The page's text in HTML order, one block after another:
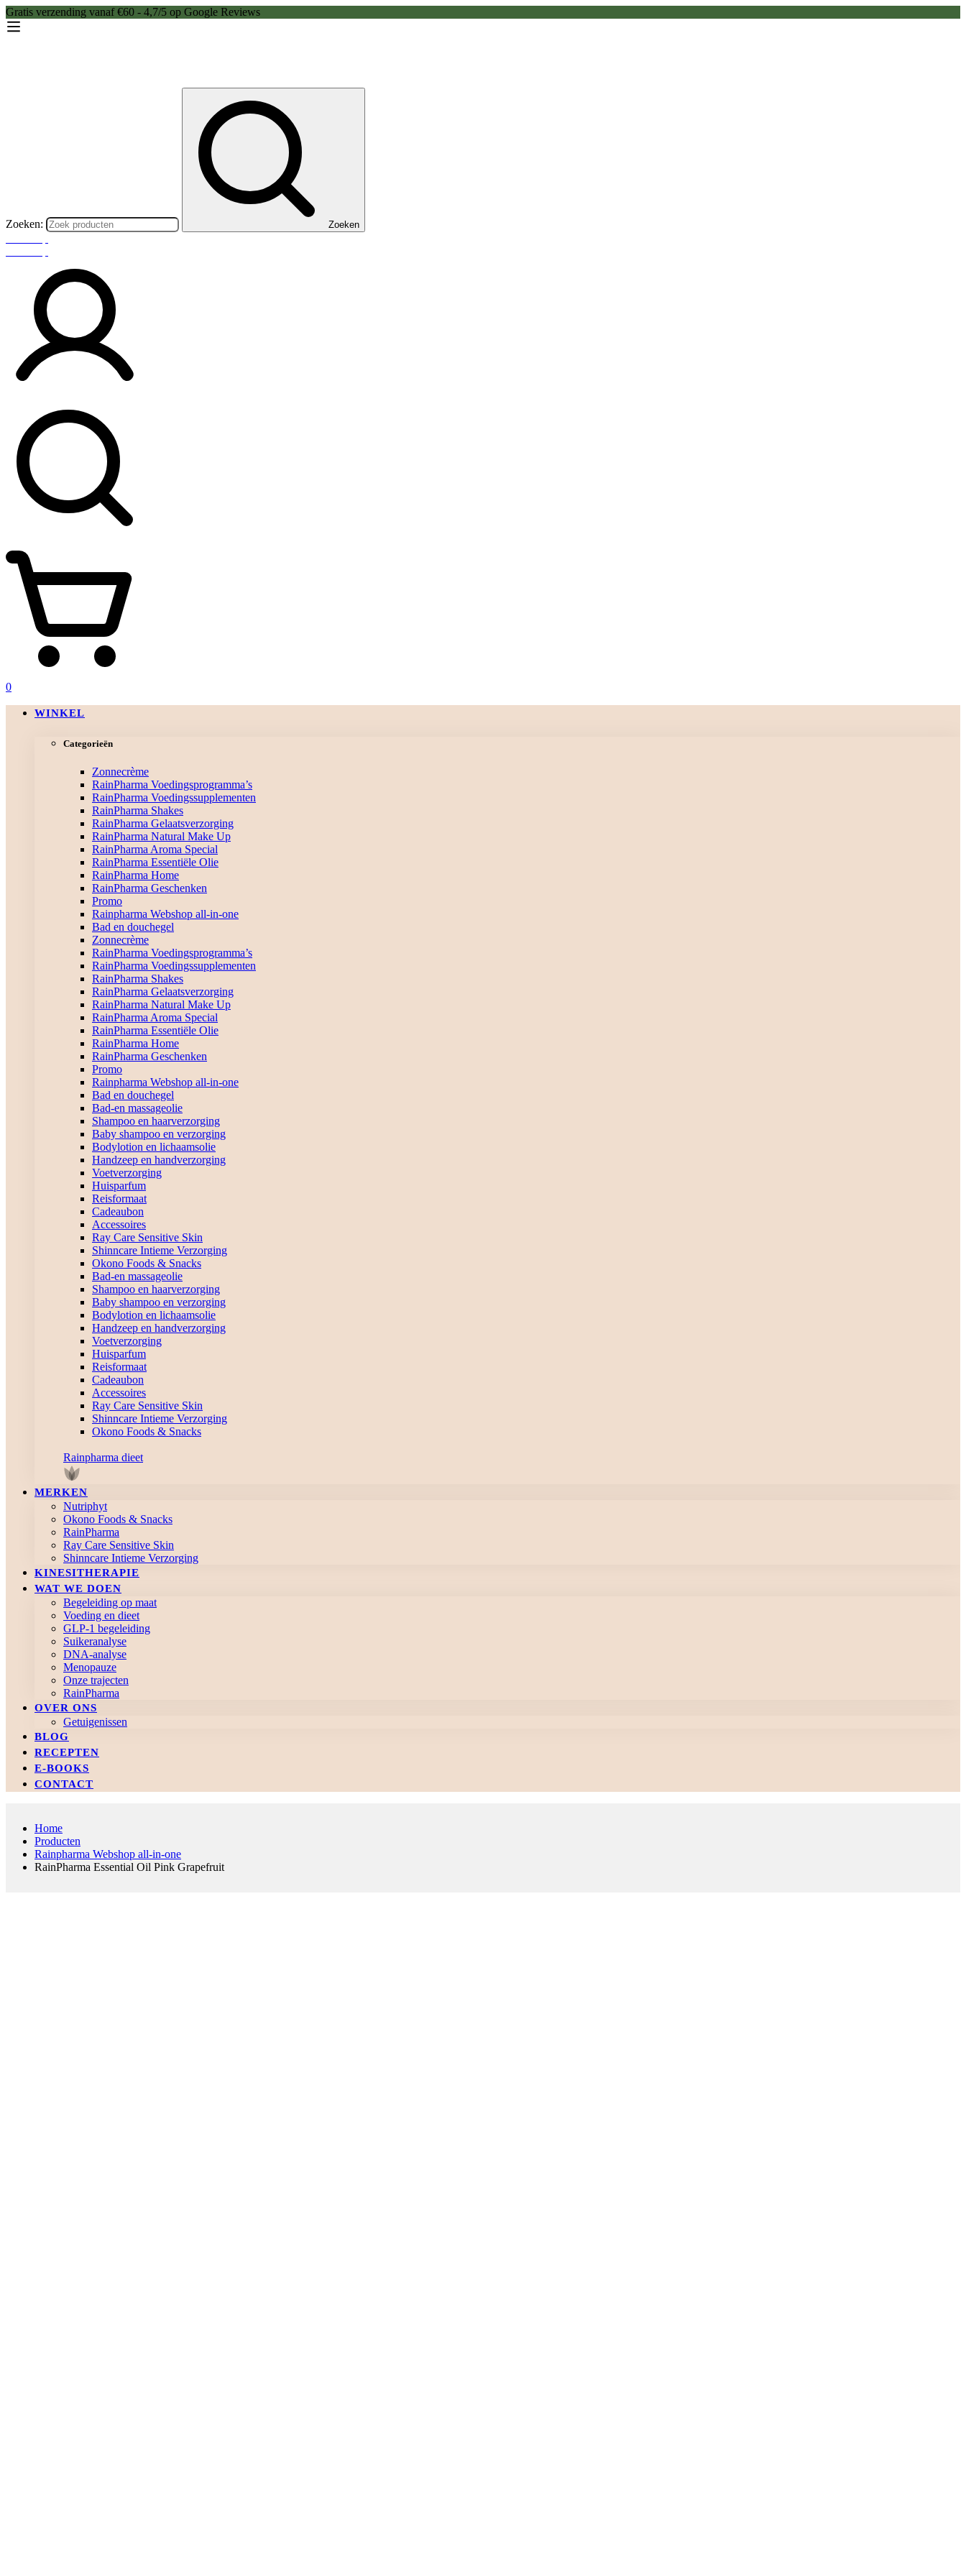
Gratis verzending vanaf €60 - 4,7/5 op Google Reviews
Zoeken: Zoeken
0
WINKEL
Categorieën
Zonnecrème
RainPharma Voedingsprogramma’s
RainPharma Voedingssupplementen
RainPharma Shakes
RainPharma Gelaatsverzorging
RainPharma Natural Make Up
RainPharma Aroma Special
RainPharma Essentiële Olie
RainPharma Home
RainPharma Geschenken
Promo
Rainpharma Webshop all-in-one
Bad en douchegel
Zonnecrème
RainPharma Voedingsprogramma’s
RainPharma Voedingssupplementen
RainPharma Shakes
RainPharma Gelaatsverzorging
RainPharma Natural Make Up
RainPharma Aroma Special
RainPharma Essentiële Olie
RainPharma Home
RainPharma Geschenken
Promo
Rainpharma Webshop all-in-one
Bad en douchegel
Bad-en massageolie
Shampoo en haarverzorging
Baby shampoo en verzorging
Bodylotion en lichaamsolie
Handzeep en handverzorging
Voetverzorging
Huisparfum
Reisformaat
Cadeaubon
Accessoires
Ray Care Sensitive Skin
Shinncare Intieme Verzorging
Okono Foods & Snacks
Bad-en massageolie
Shampoo en haarverzorging
Baby shampoo en verzorging
Bodylotion en lichaamsolie
Handzeep en handverzorging
Voetverzorging
Huisparfum
Reisformaat
Cadeaubon
Accessoires
Ray Care Sensitive Skin
Shinncare Intieme Verzorging
Okono Foods & Snacks
Rainpharma dieet
MERKEN
Nutriphyt
Okono Foods & Snacks
RainPharma
Ray Care Sensitive Skin
Shinncare Intieme Verzorging
KINESITHERAPIE
WAT WE DOEN
Begeleiding op maat
Voeding en dieet
GLP-1 begeleiding
Suikeranalyse
DNA-analyse
Menopauze
Onze trajecten
RainPharma
OVER ONS
Getuigenissen
BLOG
RECEPTEN
E-BOOKS
CONTACT
Home
Producten
Rainpharma Webshop all-in-one
RainPharma Essential Oil Pink Grapefruit